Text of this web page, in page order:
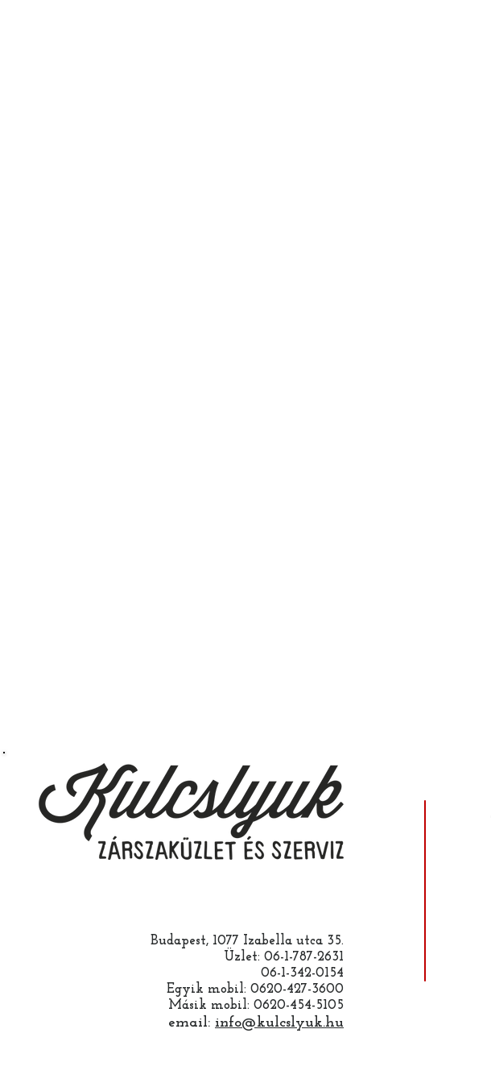
Budapest, 1077 Izabella utca 35.
Üzlet: 06-1-787-2631
06-1-342-0154
Egyik mobil: 0620-427-3600
Másik mobil: 0620-454-5105
email: info@kulcslyuk.hu